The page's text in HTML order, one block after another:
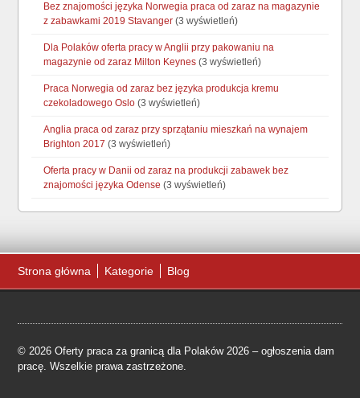
Bez znajomości języka Norwegia praca od zaraz na magazynie
z zabawkami 2019 Stavanger (3 wyświetleń)
Dla Polaków oferta pracy w Anglii przy pakowaniu na
magazynie od zaraz Milton Keynes (3 wyświetleń)
Praca Norwegia od zaraz bez języka produkcja kremu
czekoladowego Oslo (3 wyświetleń)
Anglia praca od zaraz przy sprzątaniu mieszkań na wynajem
Brighton 2017 (3 wyświetleń)
Oferta pracy w Danii od zaraz na produkcji zabawek bez
znajomości języka Odense (3 wyświetleń)
Strona główna Kategorie Blog
© 2026 Oferty praca za granicą dla Polaków 2026 – ogłoszenia dam
pracę. Wszelkie prawa zastrzeżone.